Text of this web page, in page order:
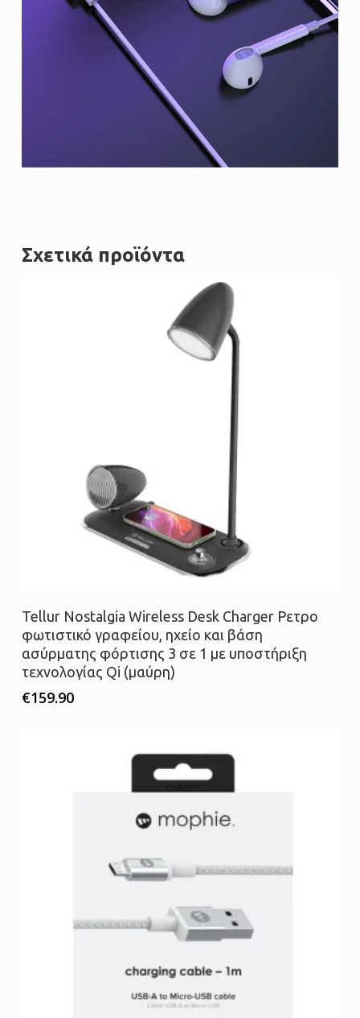
Σχετικά προϊόντα
Διαβάστε περισσότερα
Tellur Nostalgia Wireless Desk Charger Ρετρο
φωτιστικό γραφείου, ηχείο και βάση
ασύρματης φόρτισης 3 σε 1 με υποστήριξη
τεχνολογίας Qi (μαύρη)
€159.90